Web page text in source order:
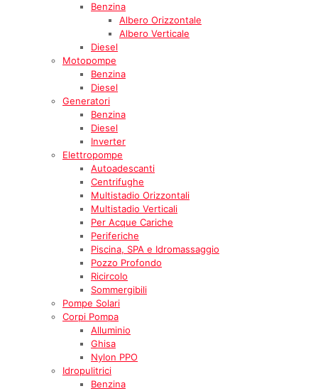
Benzina
Albero Orizzontale
Albero Verticale
Diesel
Motopompe
Benzina
Diesel
Generatori
Benzina
Diesel
Inverter
Elettropompe
Autoadescanti
Centrifughe
Multistadio Orizzontali
Multistadio Verticali
Per Acque Cariche
Periferiche
Piscina, SPA e Idromassaggio
Pozzo Profondo
Ricircolo
Sommergibili
Pompe Solari
Corpi Pompa
Alluminio
Ghisa
Nylon PPO
Idropulitrici
Benzina